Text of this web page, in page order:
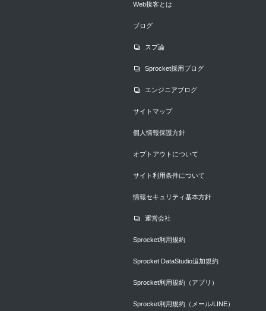
Web接客とは
ブログ
スプ論
Sprocket採用ブログ
エンジニアブログ
サイトマップ
個人情報保護方針
オプトアウトについて
サイト利用条件について
情報セキュリティ基本方針
運営会社
Sprocket利用規約
Sprocket DataStudio追加規約
Sprocket利用規約（アプリ）
Sprocket利用規約（メール/LINE）